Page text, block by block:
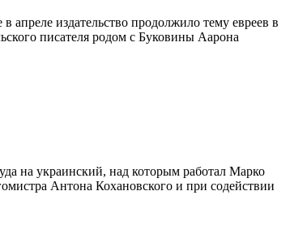
издательство продолжило тему евреев в
писателя родом с Буковины Аарона
на украинский, над которым работал Марко
Антона Кохановского и при содействии